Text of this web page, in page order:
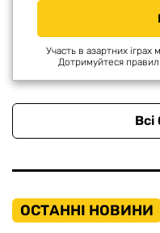
Участь в азартних іграх
Дотримуйтеся правил
ОСТАННІ НОВИНИ